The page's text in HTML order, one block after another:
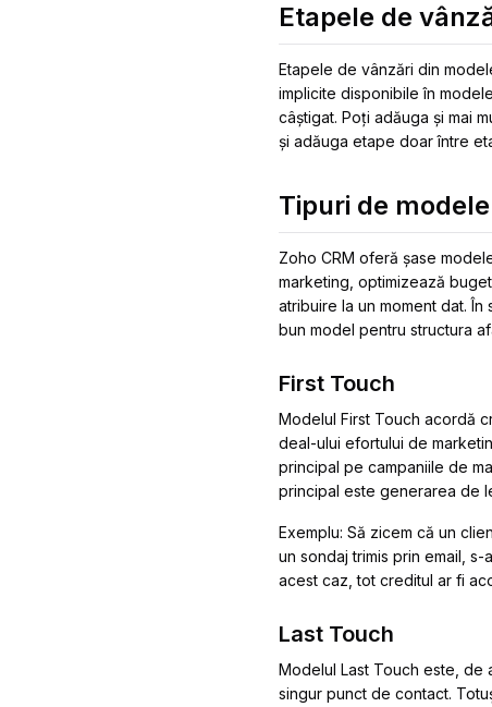
Etapele de
Etapele de vânzări din
implicite disponibile în
câștigat. Poți adăuga și mai
și adăuga etape doar între
Tipuri de
Zoho CRM oferă șase
marketing, optimizează
atribuire la un moment dat.
bun model pentru structura
First Touch
Modelul First Touch acordă
deal-ului efortului de
principal pe campaniile de
principal este generarea de
Exemplu: Să zicem că un
un sondaj trimis prin email,
acest caz, tot creditul ar fi
Last Touch
Modelul Last Touch este, de
singur punct de contact.